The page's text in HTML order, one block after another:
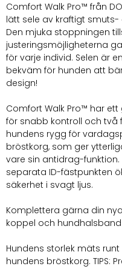
Comfort Walk Pro™ från
lätt sele av kraftigt
Den mjuka stoppningen
justeringsmöjligheterna
för varje individ. Selen är
bekväm för hunden att
design!
Comfort Walk Pro™ har
för snabb kontroll och två
hundens rygg för
bröstkorg, som ger
vare sin antidrag-funktion.
separata ID-fästpunkten
säkerhet i svagt ljus.
Komplettera gärna din
koppel och
Hundens storlek mäts
hundens bröstkorg. TIPS: